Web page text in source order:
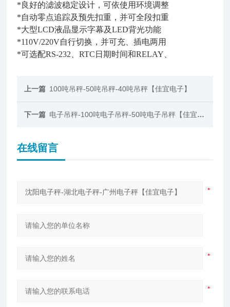
*良好的滤波稳定设计，可依使用环境调整
*自动零点追踪及预先扣重，并可全段扣重
*大型LCD液晶显示字幕及LED背光功能
*110V/220V自行切换，并可充、插电两用
*可选配RS-232、RTC日期时间和RELAY、
上一篇 100吨吊秤-50吨吊秤-40吨吊秤【佳宜电子】
下一篇 电子吊秤-100吨电子吊秤-50吨电子吊秤【佳宜电子】
在线留言